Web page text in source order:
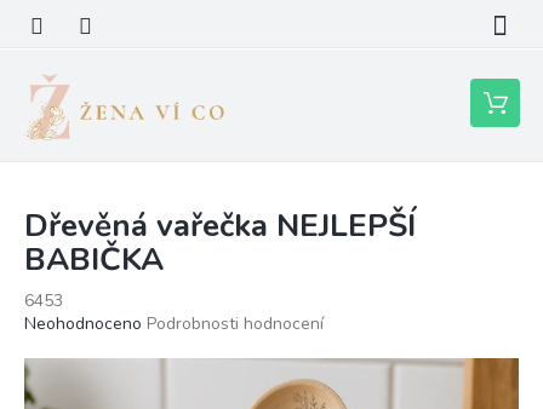
obsah
Nákupní
košík
Dřevěná vařečka NEJLEPŠÍ
BABIČKA
6453
Průměrné
produktu
je
Neohodnoceno Podrobnosti hodnocení